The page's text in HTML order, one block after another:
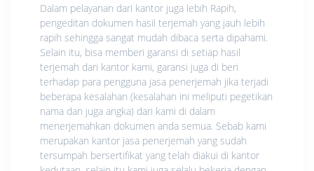
Dalam pelayanan dari kantor juga lebih Rapih,
pengeditan dokumen hasil terjemah yang jauh lebih
rapih sehingga sangat mudah dibaca serta dipahami.
Selain itu, bisa memberi garansi di setiap hasil
terjemah dari kantor kami, garansi juga di beri
terhadap para pengguna jasa penerjemah jika terjadi
beberapa kesalahan (kesalahan ini meliputi pegetikan
nama dan juga angka) dari kami di dalam
menerjemahkan dokumen anda semua. Sebab kami
merupakan kantor jasa penerjemah yang sudah
tersumpah bersertifikat yang telah diakui di kantor